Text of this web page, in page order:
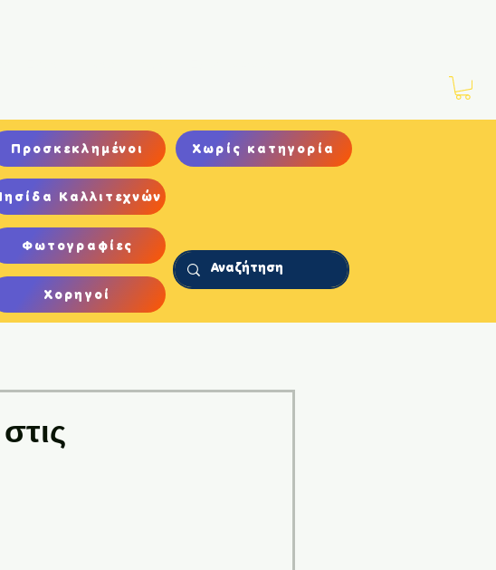
Προσκεκλημένοι Χωρίς κατηγορία
Καλλιτεχνών
Φωτογραφίες
Χορηγοί